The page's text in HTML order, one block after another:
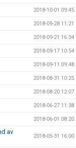
2018-10-01 09:45
2018-09-28 11:21
2018-09-21 16:34
2018-09-17 10:54
2018-09-11 09:48
2018-08-31 10:25
2018-08-20 12:07
2018-06-27 11:38
2018-06-01 08:20
av
2018-05-31 16:00